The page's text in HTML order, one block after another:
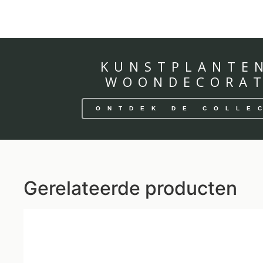
ONTDEK DE
Gerelateerde producten